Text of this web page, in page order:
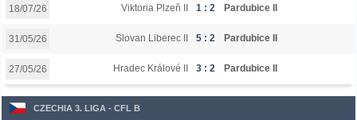
18/07/26 Viktoria Plzeň II 1 : 2 Pardubice II
31/05/26 Slovan Liberec II 5 : 2 Pardubice II
27/05/26 Hradec Králové II 3 : 2 Pardubice II
CZECHIA 3. LIGA - CFL B